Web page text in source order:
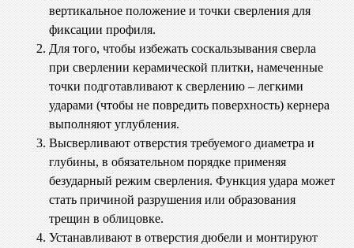
вертикальное положение и точки сверления для
фиксации профиля.
Для того, чтобы избежать соскальзывания сверла
при сверлении керамической плитки, намеченные
точки подготавливают к сверлению – легкими
ударами (чтобы не повредить поверхность) кернера
выполняют углубления.
Высверливают отверстия требуемого диаметра и
глубины, в обязательном порядке применяя
безударный режим сверления. Функция удара может
стать причиной разрушения или образования
трещин в облицовке.
Устанавливают в отверстия дюбели и монтируют